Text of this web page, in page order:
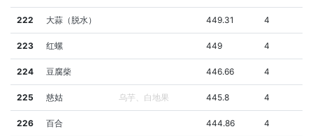
222 大蒜（脱水） 449.31 4
223 红螺 449 4
224 豆腐柴 446.66 4
225 慈姑 乌芋、白地果 445.8 4
226 百合 444.86 4